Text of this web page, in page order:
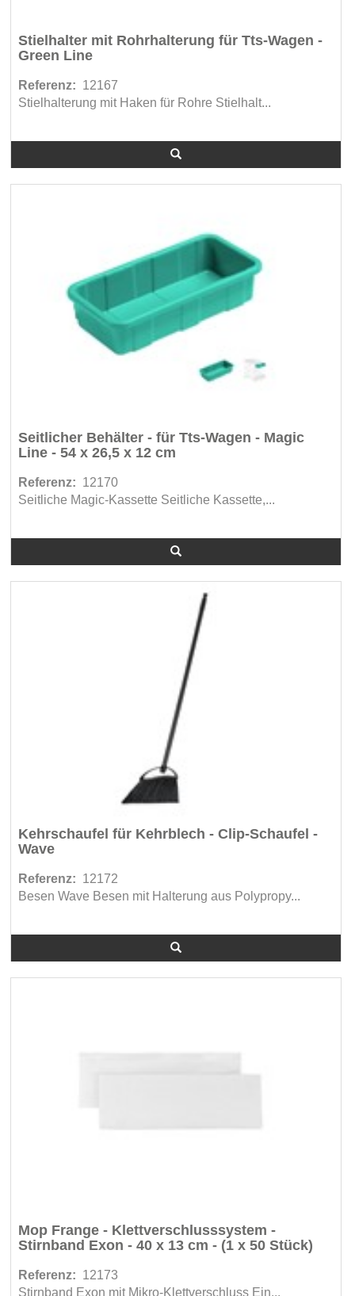
Stielhalter mit Rohrhalterung für Tts-Wagen -
Green Line
Referenz: 12167
Stielhalterung mit Haken für Rohre Stielhalt...
Seitlicher Behälter - für Tts-Wagen - Magic
Line - 54 x 26,5 x 12 cm
Referenz: 12170
Seitliche Magic-Kassette Seitliche Kassette,...
Kehrschaufel für Kehrblech - Clip-Schaufel -
Wave
Referenz: 12172
Besen Wave Besen mit Halterung aus Polypropy...
Mop Frange - Klettverschlusssystem -
Stirnband Exon - 40 x 13 cm - (1 x 50 Stück)
Referenz: 12173
Stirnband Exon mit Mikro-Klettverschluss Ein...